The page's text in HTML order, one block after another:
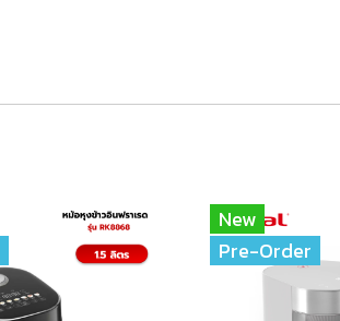
New
Pre-Order